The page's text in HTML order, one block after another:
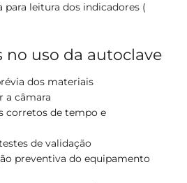
para leitura dos indicadores (
no uso da autoclave
dos materiais
a câmara
corretos de tempo e
de validação
preventiva do equipamento